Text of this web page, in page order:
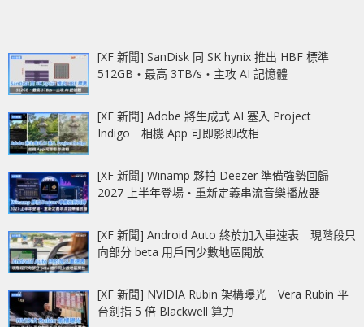
[XF 新聞] SanDisk 同 SK hynix 推出 HBF 標準
512GB‧最高 3TB/s‧主攻 AI 記憶體
[XF 新聞] Adobe 將生成式 AI 塞入 Project
Indigo 相機 App 可即影即改相
[XF 新聞] Winamp 夥拍 Deezer 準備強勢回歸
2027 上半年登場‧重新定義串流音樂播放器
[XF 新聞] Android Auto 終於加入車速表 現階段只
向部分 beta 用戶同少數地區開放
[XF 新聞] NVIDIA Rubin 架構曝光 Vera Rubin 平
台劍指 5 倍 Blackwell 算力